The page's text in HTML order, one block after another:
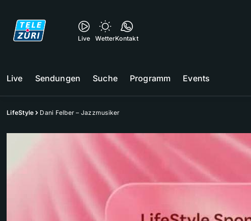
Live WetterKontakt
Live Sendungen Suche Programm Events
LifeStyle Dani Felber – Jazzmusiker